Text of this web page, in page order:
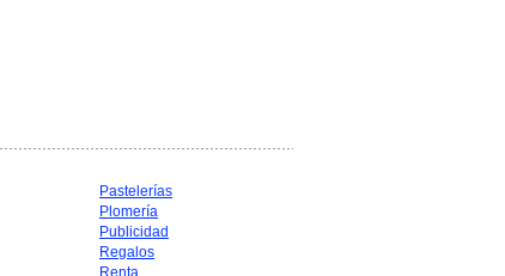
Pastelerías
Plomería
Publicidad
Regalos
Renta